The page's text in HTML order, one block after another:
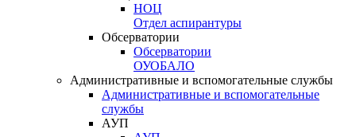
НОЦ
Отдел аспирантуры
Обсерватории
Обсерватории
ОУОБАЛО
Административные и вспомогательные службы
Административные и вспомогательные
службы
АУП